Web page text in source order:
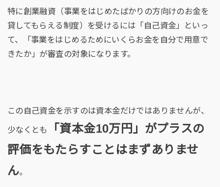
特に創業融資（事業をはじめたばかりの方向けのお金を
貸してもらえる制度）を受けるには「自己資金」といっ
て、「事業をはじめるためにいくらお金を自分で用意で
きたか」が審査の対象になります。
この自己資金を示すのは資本金だけではありませんが、
少なくとも
「資本金10万円」がプラスの
評価をもたらすことはまずありませ
ん。